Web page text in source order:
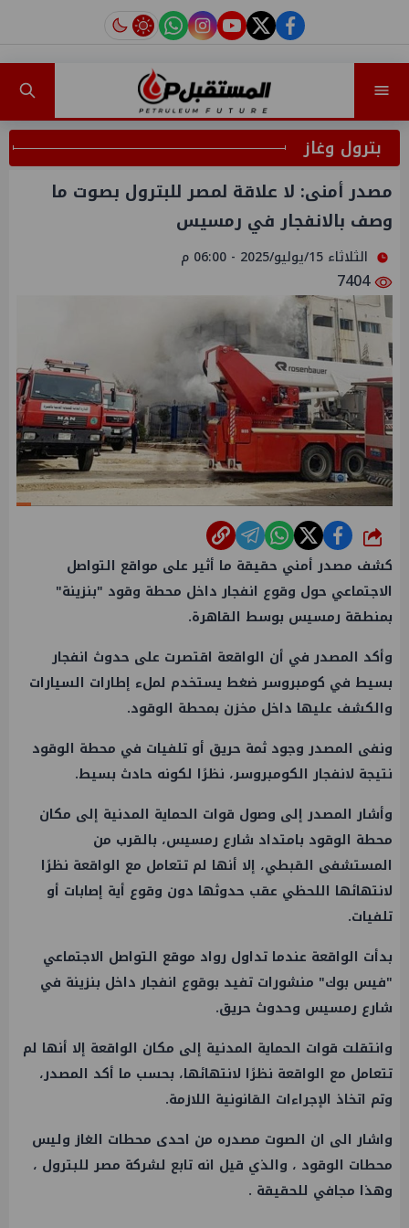
facebook
twitter
youtube
instagram
tiktok
بترول وغاز
مصدر أمنى: لا علاقة لمصر للبترول بصوت ما
وصف بالانفجار في رمسيس
الثلاثاء 15/يوليو/2025 - 06:00 م
7404
شارك
كشف مصدر أمني حقيقة ما أثير على مواقع التواصل
الاجتماعي حول وقوع انفجار داخل محطة وقود "بنزينة"
بمنطقة رمسيس بوسط القاهرة.
وأكد المصدر في أن الواقعة اقتصرت على حدوث انفجار
بسيط في كومبروسر ضغط يستخدم لملء إطارات السيارات
والكشف عليها داخل مخزن بمحطة الوقود.
ونفى المصدر وجود ثمة حريق أو تلفيات في محطة الوقود
نتيجة لانفجار الكومبروسر، نظرًا لكونه حادث بسيط.
وأشار المصدر إلى وصول قوات الحماية المدنية إلى مكان
محطة الوقود بامتداد شارع رمسيس، بالقرب من
المستشفى القبطي، إلا أنها لم تتعامل مع الواقعة نظرًا
لانتهائها اللحظي عقب حدوثها دون وقوع أية إصابات أو
تلفيات.
بدأت الواقعة عندما تداول رواد موقع التواصل الاجتماعي
"فيس بوك" منشورات تفيد بوقوع انفجار داخل بنزينة في
شارع رمسيس وحدوث حريق.
وانتقلت قوات الحماية المدنية إلى مكان الواقعة إلا أنها لم
تتعامل مع الواقعة نظرًا لانتهائها، بحسب ما أكد المصدر،
وتم اتخاذ الإجراءات القانونية اللازمة.
واشار الى ان الصوت مصدره من احدى محطات الغاز وليس
محطات الوقود ، والذي قيل انه تابع لشركة مصر للبترول ،
وهذا مجافي للحقيقة .